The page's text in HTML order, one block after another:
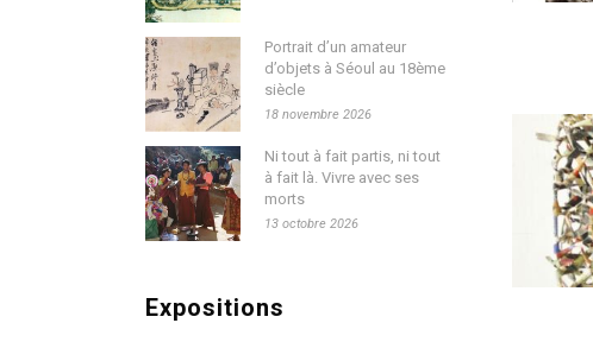
Portrait d’un amateur
d’objets à Séoul au 18ème
siècle
18 novembre 2026
Ni tout à fait partis, ni tout
à fait là. Vivre avec ses
morts
13 octobre 2026
Expositions